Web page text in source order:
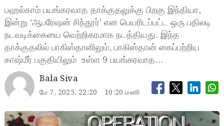
பஹல்காம் பயங்கரவாத தாக்குதலுக்கு பிறகு இந்தியா,
இன்று ‘ஆபரேஷன் சிந்தூர்’ என பெயரிடப்பட்ட ஒரு பதிலடி
நடவடிக்கையை வெற்றிகரமாக நடத்தியது. இந்த
தாக்குதலில் பாகிஸ்தானிலும், பாகிஸ்தான் கைப்பற்றிய
காஷ்மீர் பகுதியிலும் உள்ள 9 பயங்கரவாத…
Bala Siva
மே 7, 2025, 22:20 10:20 மணி